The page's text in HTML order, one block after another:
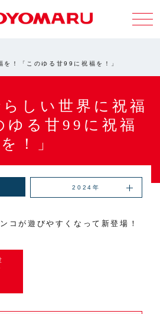
を！「このゆる甘99に祝福を！」
しい世界に祝福
ゆる甘99に祝福
を！」
2024年
コが遊びやすくなって新登場！